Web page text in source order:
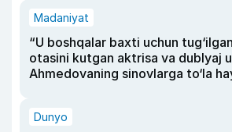
Madaniyat
“U boshqalar baxti uchun
otasini kutgan aktrisa va dublyaj
Ahmedovaning sinovlarga to‘la
Dunyo